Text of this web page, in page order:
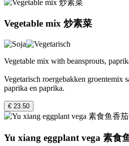
Vegetable mix 炒素菜
Vegetable mix with beansprouts,
Vegetarisch roergebakken groentemix
paprika en paprika.
€ 23.50
Yu xiang eggplant vega 素食